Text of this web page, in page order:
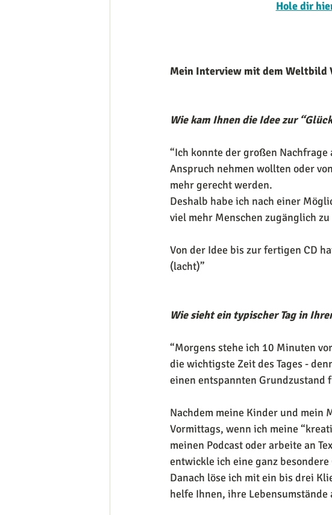
Hole dir
Mein Interview mit dem Weltbild
Wie kam Ihnen die Idee zur
“Ich konnte der großen
Anspruch nehmen wollten oder
mehr gerecht werden.
Deshalb habe ich nach einer
viel mehr Menschen zugänglich zu
Von der Idee bis zur fertigen CD
(lacht)”
Wie sieht ein typischer Tag in
“Morgens stehe ich 10 Minuten
die wichtigste Zeit des Tages -
einen entspannten Grundzustand
Nachdem meine Kinder und mein
Vormittags, wenn ich meine
meinen Podcast oder arbeite an
entwickle ich eine ganz
Danach löse ich mit ein bis drei
helfe Ihnen, ihre